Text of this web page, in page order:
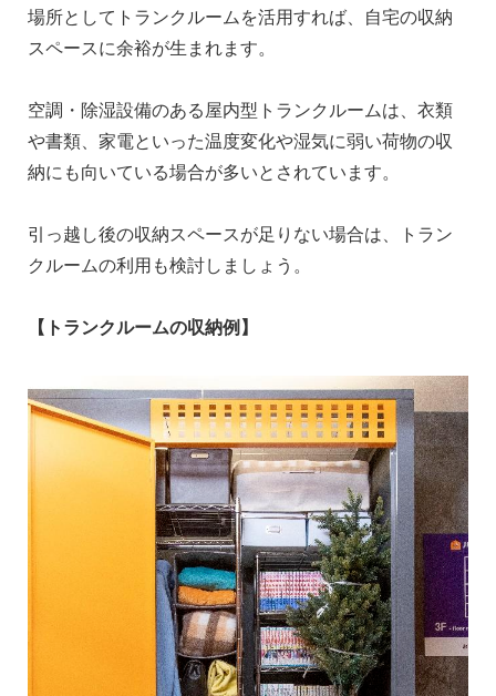
場所としてトランクルームを活用すれば、自宅の収納
スペースに余裕が生まれます。
空調・除湿設備のある屋内型トランクルームは、衣類
や書類、家電といった温度変化や湿気に弱い荷物の収
納にも向いている場合が多いとされています。
引っ越し後の収納スペースが足りない場合は、トラン
クルームの利用も検討しましょう。
【トランクルームの収納例】